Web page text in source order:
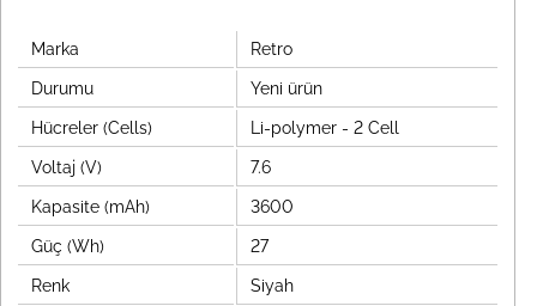
Marka Retro
Durumu Yeni ürün
Hücreler (Cells) Li-polymer - 2 Cell
Voltaj (V) 7.6
Kapasite (mAh) 3600
Güç (Wh) 27
Renk Siyah